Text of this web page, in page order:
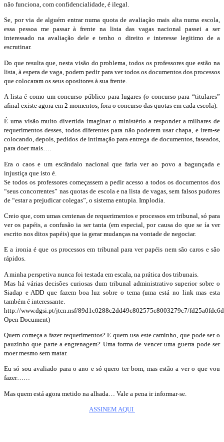
não funciona, com confidencialidade, é ilegal.
Se, por via de alguém entrar numa quota de avaliação mais alta numa escola,
essa pessoa me passar à frente na lista das vagas nacional passei a ser
interessado na avaliação dele e tenho o direito e interesse legitimo de a
escrutinar.
Do que resulta que, nesta visão do problema, todos os professores que estão na
lista, à espera de vaga, podem pedir para ver todos os documentos dos processos
que colocaram os seus opositores à sua frente.
A lista é como um concurso público para lugares (o concurso para “titulares”
afinal existe agora em 2 momentos, fora o concurso das quotas em cada escola).
É uma visão muito divertida imaginar o ministério a responder a milhares de
requerimentos desses, todos diferentes para não poderem usar chapa, e irem-se
colocando, depois, pedidos de intimação para entrega de documentos, faseados,
para doer mais….
Era o caos e um escândalo nacional que faria ver ao povo a bagunçada e
injustiça que isto é.
Se todos os professores começassem a pedir acesso a todos os documentos dos
“seus concorrentes” nas quotas de escola e na lista de vagas, sem falsos pudores
de “estar a prejudicar colegas”, o sistema entupia. Implodia.
Creio que, com umas centenas de requerimentos e processos em tribunal, só para
ver os papéis, a confusão ia ser tanta (em especial, por causa do que se ía ver
escrito nos ditos papéis) que ia gerar mudanças na vontade de negociar.
E a ironia é que os processos em tribunal para ver papéis nem são caros e são
rápidos.
A minha perspetiva nunca foi testada em escala, na prática dos tribunais.
Mas há várias decisões curiosas dum tribunal administrativo superior sobre o
Siadap e ADD que fazem boa luz sobre o tema (uma está no link mas esta
também é interessante.
http://www.dgsi.pt/jtcn.nsf/89d1c0288c2dd49c802575c8003279c7/
Open Document)
Quem começa a fazer requerimentos? E quem usa este caminho, que pode ser o
pauzinho que parte a engrenagem? Uma forma de vencer uma guerra pode ser
moer mesmo sem matar.
Eu só sou avaliado para o ano e só quero ter bom, mas estão a ver o que vou
fazer……
Mas quem está agora metido na alhada… Vale a pena ir informar-se.
ASSINEM AQUI